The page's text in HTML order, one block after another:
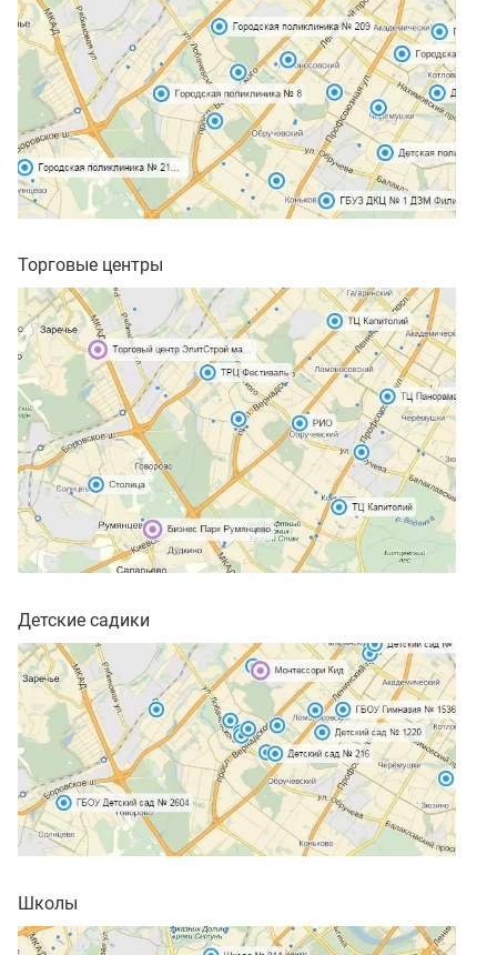
Торговые центры
Детские садики
Школы